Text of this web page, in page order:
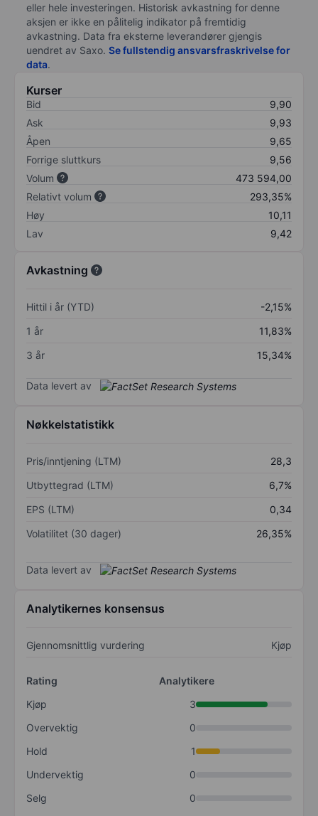
eller hele investeringen. Historisk avkastning for denne
aksjen er ikke en pålitelig indikator på fremtidig
avkastning. Data fra eksterne leverandører gjengis
uendret av Saxo. Se fullstendig ansvarsfraskrivelse for
data.
Kurser
Bid
9,90
Ask
9,93
Åpen
9,65
Forrige sluttkurs
9,56
Volum
473 594,00
Relativt volum
293,35%
Høy
10,11
Lav
9,42
Avkastning
Hittil i år (YTD)
-2,15%
1 år
11,83%
3 år
15,34%
Data levert av
Nøkkelstatistikk
Pris/inntjening (LTM)
28,3
Utbyttegrad (LTM)
6,7%
EPS (LTM)
0,34
Volatilitet (30 dager)
26,35%
Data levert av
Analytikernes konsensus
Gjennomsnittlig vurdering Kjøp
Rating
Analytikere
Kjøp
3
Overvektig
0
Hold
1
Undervektig
0
Selg
0